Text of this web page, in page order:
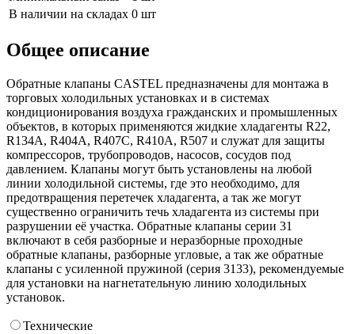
В наличии на складах 0 шт
Общее описание
Обратные клапаны CASTEL предназначены для монтажа в
торговых холодильных установках и в системах
кондиционирования воздуха гражданских и промышленных
объектов, в которых применяются жидкие хладагенты R22,
R134A, R404A, R407C, R410A, R507 и служат для защиты
компрессоров, трубопроводов, насосов, сосудов под
давлением. Клапаны могут быть установлены на любой
линии холодильной системы, где это необходимо, для
предотвращения перетечек хладагента, а так же могут
существенно ограничить течь хладагента из системы при
разрушении её участка. Обратные клапаны серии 31
включают в себя разборные и неразборные проходные
обратные клапаны, разборные угловые, а так же обратные
клапаны с усиленной пружиной (серия 3133), рекомендуемые
для установки на нагнетательную линию холодильных
установок.
Технические